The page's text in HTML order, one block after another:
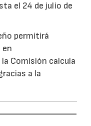
el 24 de julio de
permitirá
en
Comisión calcula
a la